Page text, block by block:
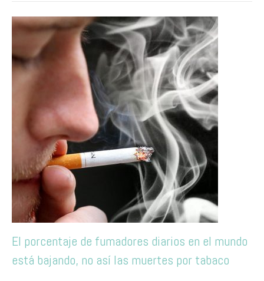
El porcentaje de fumadores diarios en el mundo
está bajando, no así las muertes por tabaco